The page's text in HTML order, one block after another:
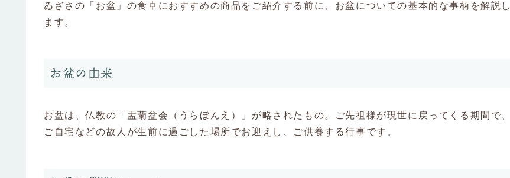
ゐざさの「お盆」の食卓におすすめの商品をご紹介する前に、お盆についての基本的な事柄を解説し
ます。
お盆の由来
お盆は、仏教の「盂蘭盆会（うらぼんえ）」が略されたもの。ご先祖様が現世に戻ってくる期間で、
ご自宅などの故人が生前に過ごした場所でお迎えし、ご供養する行事です。